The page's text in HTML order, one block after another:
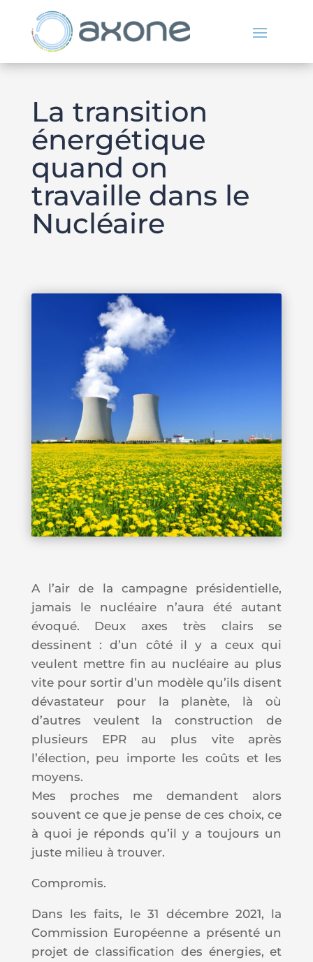
La transition
énergétique
quand on
travaille dans le
Nucléaire
A l’air de la campagne présidentielle,
jamais le nucléaire n’aura été autant
évoqué. Deux axes très clairs se
dessinent : d’un côté il y a ceux qui
veulent mettre fin au nucléaire au plus
vite pour sortir d’un modèle qu’ils disent
dévastateur pour la planète, là où
d’autres veulent la construction de
plusieurs EPR au plus vite après
l’élection, peu importe les coûts et les
moyens.
Mes proches me demandent alors
souvent ce que je pense de ces choix, ce
à quoi je réponds qu’il y a toujours un
juste milieu à trouver.
Compromis.
Dans les faits, le 31 décembre 2021, la
Commission Européenne a présenté un
projet de classification des énergies, et